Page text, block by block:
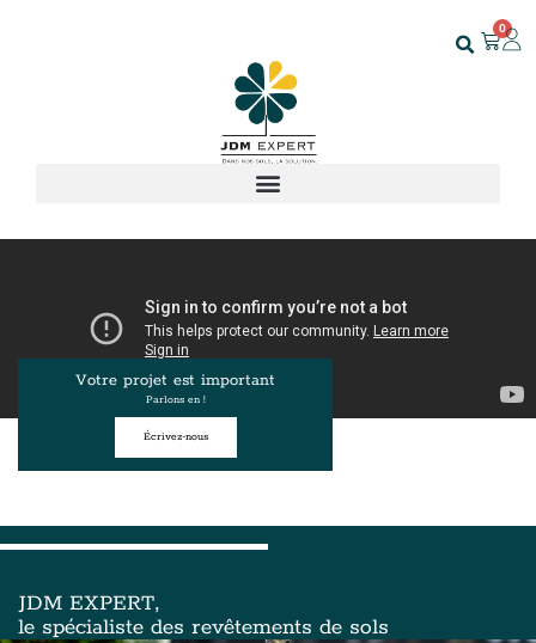
0
Votre projet est important
Parlons en !
Écrivez-nous
JDM EXPERT,
le spécialiste des revêtements de sols